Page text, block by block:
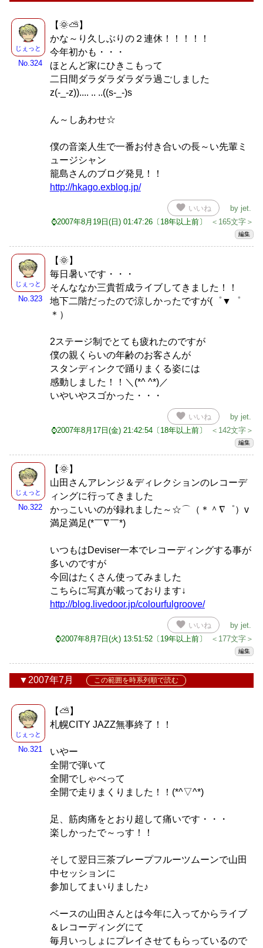
じぇっと
No.324
【🌞⛅】
かな～り久しぶりの２連休！！！！！
今年初かも・・・
ほとんど家にひきこもって
二日間ダラダラダラダラ過ごしました
z(-_-z)).... .. ..((s-_-)s
ん～しあわせ☆
僕の音楽人生で一番お付き合いの長～い先輩ミ
ュージシャン
籠島さんのブログ発見！！
http://hkago.exblog.jp/
favorite いいね by jet
⌚2007年8月19日(日) 01:47:26〔18年以上前〕
＜165文字＞
編集
じぇっと
No.323
【🌞】
毎日暑いです・・・
そんななか三貴哲成ライブしてきました！！
地下二階だったので涼しかったですが(゜▼゜
＊）
2ステージ制でとても疲れたのですが
僕の親くらいの年齢のお客さんが
スタンディンクで踊りまくる姿には
感動しました！！＼(*^ ^*)／
いやいやスゴかった・・・
favorite いいね by jet
⌚2007年8月17日(金) 21:42:54〔18年以上前〕
＜142文字＞
編集
じぇっと
No.322
【🌞】
山田さんアレンジ＆ディレクションのレコーデ
ィングに行ってきました
かっこいいのが録れました～☆⌒（＊＾∇゜）v
満足満足(*￣∇￣*)
いつもはDeviser一本でレコーディングする事が
多いのですが
今回はたくさん使ってみました
こちらに写真が載っております↓
http://blog.livedoor.jp/colourfulgroove/
favorite いいね by jet
⌚2007年8月7日(火) 13:51:52〔19年以上前〕
＜177文字＞
編集
2007年7月 この範囲を時系列順で読む
じぇっと
No.321
【⛅】
札幌CITY JAZZ無事終了！！
いやー
全開で弾いて
全開でしゃべって
全開で走りまくりました！！(*^▽^*)
足、筋肉痛をとおり超して痛いです・・・
楽しかったで～っす！！
そして翌日三茶ブレープフルーツムーンで山田
中セッションに
参加してまいりました♪
ベースの山田さんとは今年に入ってからライブ
＆レコーディングにて
毎月いっしょにプレイさせてもらっているので